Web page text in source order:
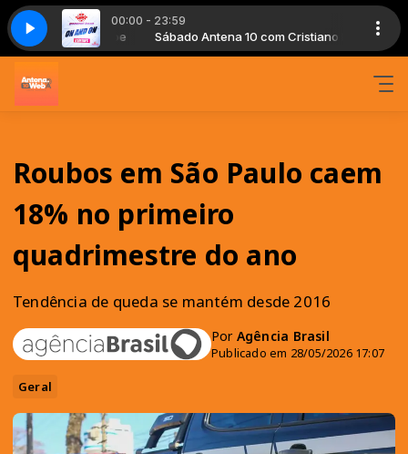
00:00 - 23:59
Cristiano Noe Sábado Antena 10 com Cristiano Noe
On (Disco Mix) general base - On and On (Disco Mix)
Roubos em São Paulo caem
18% no primeiro
quadrimestre do ano
Tendência de queda se mantém desde 2016
Por Agência Brasil
Publicado em 28/05/2026 17:07
Geral